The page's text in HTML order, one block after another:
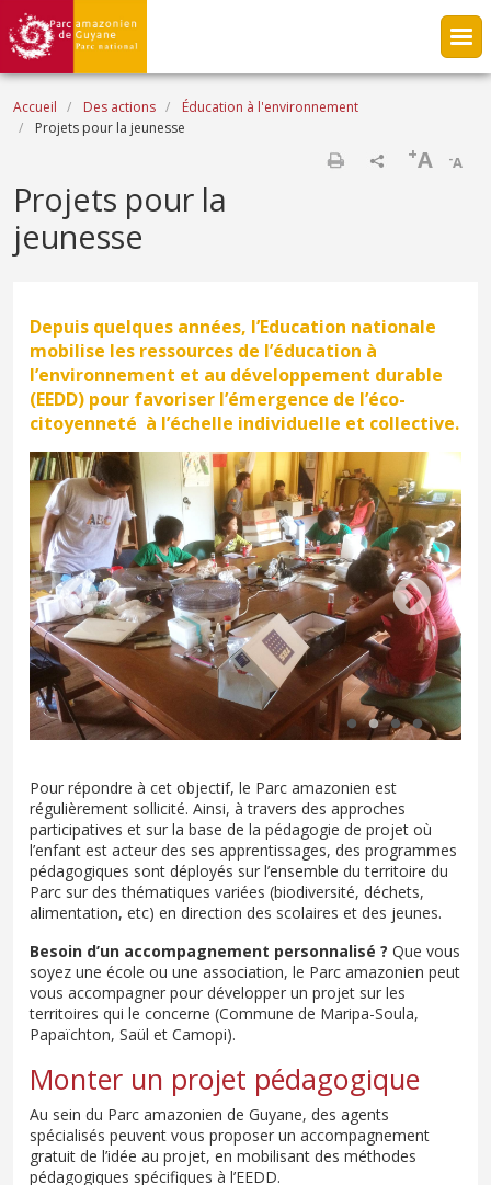
Aller au contenu principal
Fil d'Ariane
Accueil Des actions
Éducation à l'environnement
Projets pour la jeunesse
-A
+A
Projets pour la
jeunesse
Depuis quelques années, l’Education nationale
mobilise les ressources de l’éducation à
l’environnement et au développement durable
(EEDD) pour favoriser l’émergence de l’éco-
citoyenneté à l’échelle individuelle et collective.
Pour répondre à cet objectif, le Parc amazonien est
régulièrement sollicité. Ainsi, à travers des approches
participatives et sur la base de la pédagogie de projet où
l’enfant est acteur des ses apprentissages, des programmes
pédagogiques sont déployés sur l’ensemble du territoire du
Parc sur des thématiques variées (biodiversité, déchets,
alimentation, etc) en direction des scolaires et des jeunes.
Besoin d’un accompagnement personnalisé ? Que vous
soyez une école ou une association, le Parc amazonien peut
vous accompagner pour développer un projet sur les
territoires qui le concerne (Commune de Maripa-Soula,
Papaïchton, Saül et Camopi).
Monter un projet pédagogique
Au sein du Parc amazonien de Guyane, des agents
spécialisés peuvent vous proposer un accompagnement
gratuit de l’idée au projet, en mobilisant des méthodes
pédagogiques spécifiques à l’EEDD.